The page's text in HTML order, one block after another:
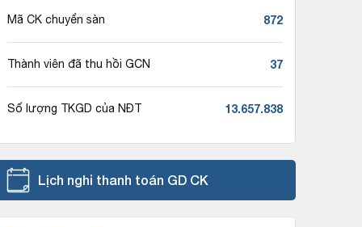
Mã CK chuyển sàn 872
Thành viên đã thu hồi GCN 37
Số lượng TKGD của NĐT 13.657.838
Lịch nghỉ thanh toán GD CK